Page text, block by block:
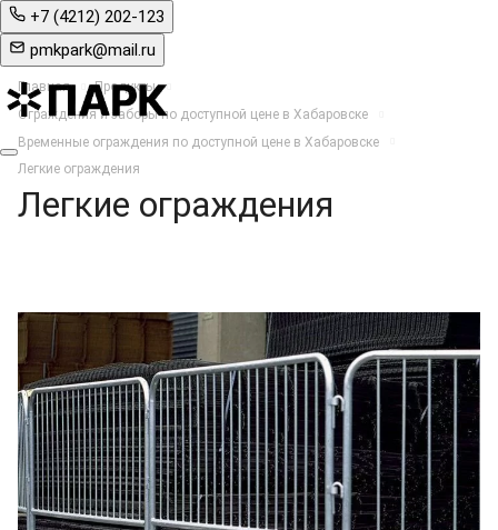
+7 (4212) 202-123
pmkpark@mail.ru
Главная
Продукты
Ограждения и заборы по доступной цене в Хабаровске
Временные ограждения по доступной цене в Хабаровске
Легкие ограждения
Легкие ограждения